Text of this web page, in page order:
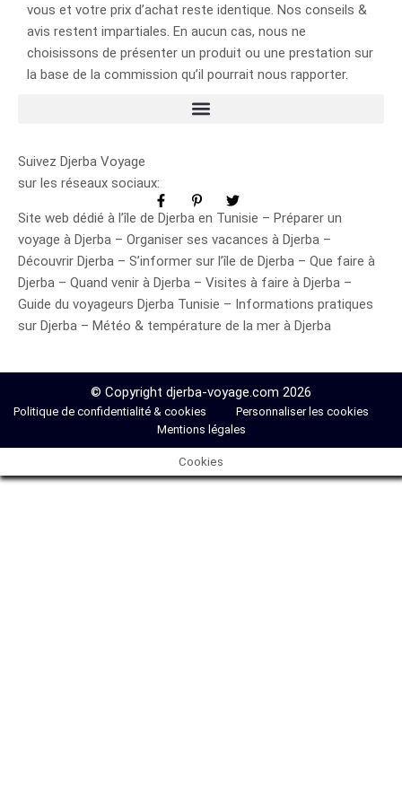
vous et votre prix d’achat reste identique. Nos conseils &
avis restent impartiales. En aucun cas, nous ne
choisissons de présenter un produit ou une prestation sur
la base de la commission qu’il pourrait nous rapporter.
Suivez Djerba Voyage
sur les réseaux sociaux:
Site web dédié à l’île de Djerba en Tunisie – Préparer un
voyage à Djerba – Organiser ses vacances à Djerba –
Découvrir Djerba – S’informer sur l’île de Djerba – Que faire à
Djerba – Quand venir à Djerba – Visites à faire à Djerba –
Guide du voyageurs Djerba Tunisie – Informations pratiques
sur Djerba – Météo & température de la mer à Djerba
© Copyright djerba-voyage.com 2026
Politique de confidentialité & cookies
Personnaliser les cookies
Mentions légales
Cookies